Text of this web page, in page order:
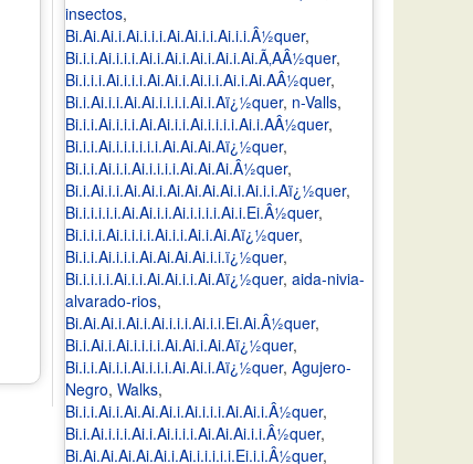
insectos,
Bi.Ai.Ai.i.Ai.i.i.i.Ai.Ai.i.i.Ai.i.i.Â½quer,
Bi.i.i.Ai.i.i.i.Ai.i.Ai.i.Ai.i.Ai.i.Ai.Ã‚AÂ½quer,
Bi.i.i.i.Ai.i.i.i.Ai.Ai.i.Ai.i.i.Ai.i.Ai.AÂ½quer,
Bi.i.Ai.i.i.Ai.Ai.i.i.i.i.Ai.i.Aï¿½quer, n-Valls,
Bi.i.i.Ai.i.i.i.Ai.Ai.i.i.Ai.i.i.i.i.Ai.i.AÂ½quer,
Bi.i.i.Ai.i.i.i.i.i.i.Ai.Ai.Ai.Aï¿½quer,
Bi.i.i.Ai.i.i.Ai.i.i.i.i.Ai.Ai.Ai.Â½quer,
Bi.i.Ai.i.i.Ai.Ai.i.Ai.Ai.Ai.Ai.i.Ai.i.i.Aï¿½quer,
Bi.i.i.i.i.i.Ai.Ai.i.i.Ai.i.i.i.i.Ai.i.Ei.Â½quer,
Bi.i.i.i.Ai.i.i.i.i.Ai.i.i.Ai.i.Ai.Aï¿½quer,
Bi.i.i.Ai.i.i.i.Ai.Ai.Ai.Ai.i.i.ï¿½quer,
Bi.i.i.i.i.Ai.i.i.Ai.Ai.i.i.Ai.Aï¿½quer, aida-nivia-
alvarado-rios,
Bi.Ai.Ai.i.Ai.i.Ai.i.i.i.Ai.i.i.Ei.Ai.Â½quer,
Bi.i.Ai.i.Ai.i.i.i.i.Ai.Ai.i.Ai.Aï¿½quer,
Bi.i.i.Ai.i.i.Ai.i.i.i.Ai.Ai.i.Aï¿½quer, Agujero-
Negro, Walks,
Bi.i.i.Ai.i.Ai.Ai.Ai.i.Ai.i.i.i.Ai.Ai.i.Â½quer,
Bi.i.Ai.i.i.i.Ai.i.Ai.i.i.i.Ai.Ai.Ai.i.i.Â½quer,
Bi.Ai.Ai.Ai.Ai.Ai.i.Ai.i.i.i.i.i.Ei.i.i.Â½quer,